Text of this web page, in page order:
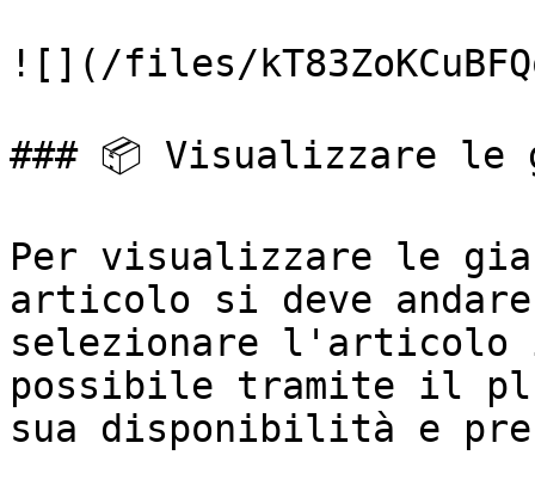
![](/files/
### 📦 Visualizzare le
Per visualizzare le
articolo si deve
selezionare l'articolo
possibile tramite il
sua disponibilità e